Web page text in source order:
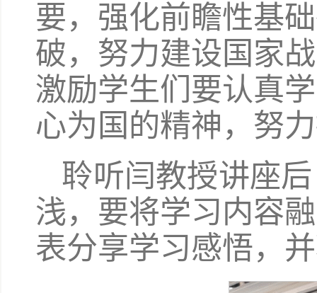
要，强化前瞻性基
破，努力建设国家
激励学生们要认真
心为国的精神，努
聆听闫教授讲座
浅，要将学习内容
表分享学习感悟，